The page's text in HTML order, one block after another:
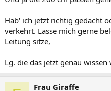
Hab' ich jetzt richtig gedacht
verkehrt. Lasse mich gerne
Leitung sitze,
Lg. die das jetzt genau wissen
Frau Giraffe